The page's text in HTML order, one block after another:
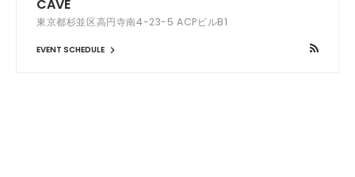
CAVE
東京都杉並区高円寺南4-23-5 ACPビルB1
EVENT SCHEDULE